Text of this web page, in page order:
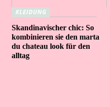
KLEIDUNG
Skandinavischer chic: So
kombinieren sie den marta
du chateau look für den
alltag